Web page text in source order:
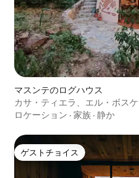
マスンテのログハウス
カサ・ティエラ、エル・ボス
ロケーション · 家族 · 静か
ゲストチョイス
ゲストチョイス